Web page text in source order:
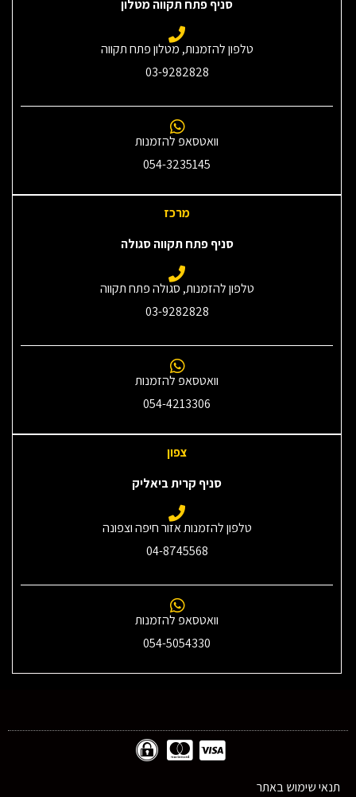
סניף פתח תקווה מטלון
טלפון להזמנות, מטלון פתח תקווה
03-9282828
וואטסאפ להזמנות
054-3235145‎
מרכז
סניף פתח תקווה סגולה
טלפון להזמנות, סגולה פתח תקווה
03-9282828
וואטסאפ להזמנות
054-4213306
צפון
סניף קרית ביאליק
טלפון להזמנות אזור חיפה וצפונה
04-8745568
וואטסאפ להזמנות
054-5054330
תנאי שימוש באתר